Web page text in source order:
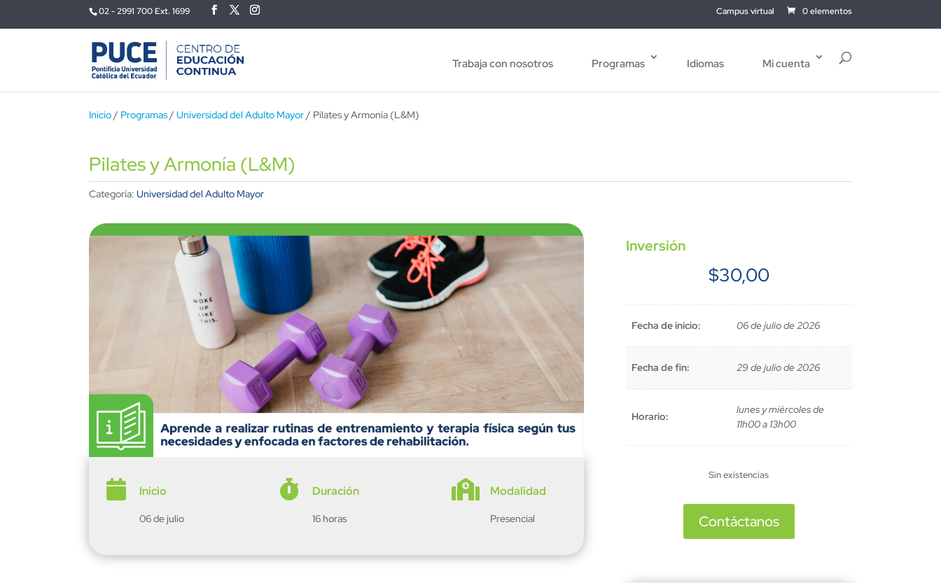
02 - 2991 700 Ext. 1699 Campus virtual 0 elementos
Trabaja con nosotros Programas Idiomas Mi cuenta
Inicio/ Programas/ Universidad del Adulto Mayor/ Pilates y Armonía (L&M)
Pilates y Armonía (L&M)
Categoría: Universidad del Adulto Mayor
 Inicio
06 de julio
 Duración
16 horas
 Modalidad
Presencial
Inversión
$30,00
Fecha de inicio: 06 de julio de 2026
Fecha de fin: 29 de julio de 2026
Horario:
lunes y miércoles de
11h00 a 13h00
Sin existencias
Contáctanos